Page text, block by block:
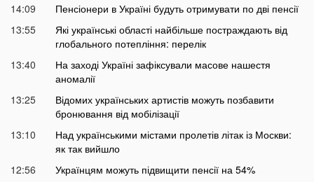
14:09
Пенсіонери в Україні будуть отримувати по дві пенсії
13:55
Які українські області найбільше постраждають від
глобального потепління: перелік
13:40
На заході Україні зафіксували масове нашестя
аномалії
13:25
Відомих українських артистів можуть позбавити
бронювання від мобілізації
13:10
Над українськими містами пролетів літак із Москви:
як так вийшло
12:56
Українцям можуть підвищити пенсії на 54%